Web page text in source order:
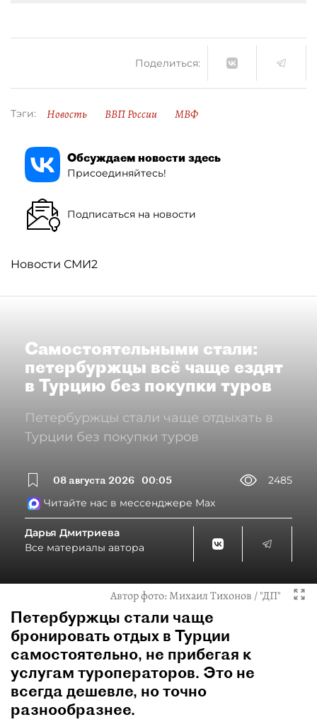
Поделиться:
Тэги: Новость ВВП России МВФ
Обсуждаем новости здесь
Присоединяйтесь!
Подписаться на новости
Новости СМИ2
Самостоятельными стали:
петербуржцы всё чаще ездят
в Турцию без покупки туров
Петербуржцы стали чаще отдыхать в
Турции без покупки туров
08 августа 2026 00:05
2485
Читайте нас в мессенджере Max
Дарья Дмитриева
Все материалы автора
Автор фото:Михаил Тихонов / "ДП"
Петербуржцы стали чаще
бронировать отдых в Турции
самостоятельно, не прибегая к
услугам туроператоров. Это не
всегда дешевле, но точно
разнообразнее.